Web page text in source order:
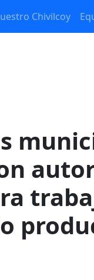
Chivilcoy